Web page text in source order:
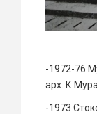
-1972-76
арх.
-1973